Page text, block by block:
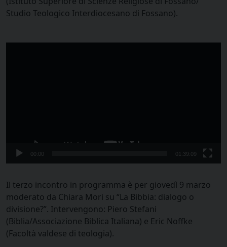
Studio Teologico Interdiocesano di Fossano).
00:00 01:39:09
Il terzo incontro in programma è per giovedì 9 marzo
moderato da Chiara Mori su “La Bibbia: dialogo o
divisione?”. Intervengono: Piero Stefani
(Biblia/Associazione Biblica Italiana) e Eric Noffke
(Facoltà valdese di teologia).